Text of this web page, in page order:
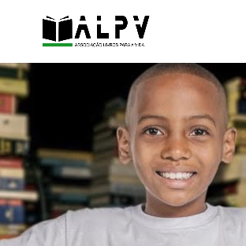
Associe-se
Associação Livros Para